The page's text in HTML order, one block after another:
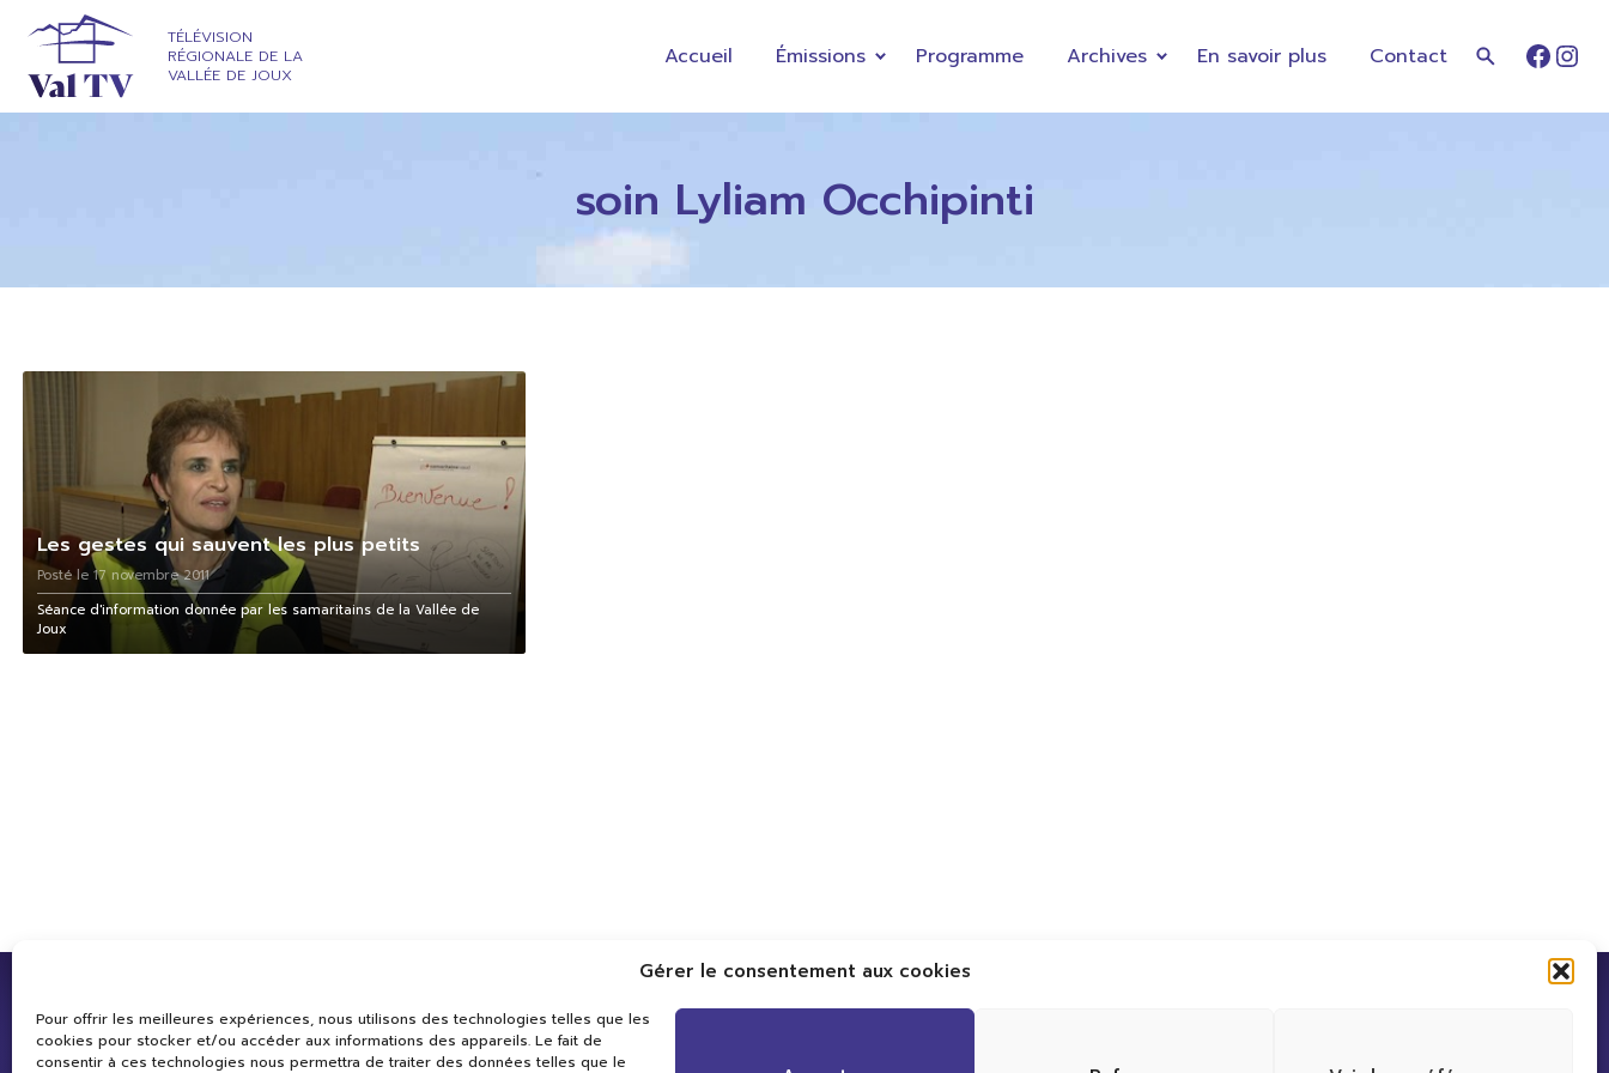
Gérer le consentement aux cookies
Pour offrir les meilleures expériences, nous utilisons des technologies telles que les
cookies pour stocker et/ou accéder aux informations des appareils. Le fait de
consentir à ces technologies nous permettra de traiter des données telles que le
TÉLÉVISION
RÉGIONALE DE LA
VALLÉE DE JOUX
Accueil Émissions Programme Archives En savoir plus Contact
soin Lyliam Occhipinti
Les gestes qui sauvent les plus petits
Posté le 17 novembre 2011
Séance d'information donnée par les samaritains de la Vallée de
Joux
Val TV